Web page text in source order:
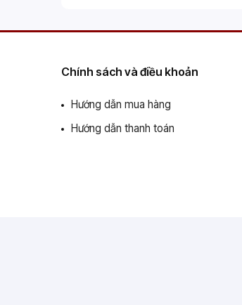
Chính sách và điều khoản
Hướng dẫn mua hàng
Hướng dẫn thanh toán